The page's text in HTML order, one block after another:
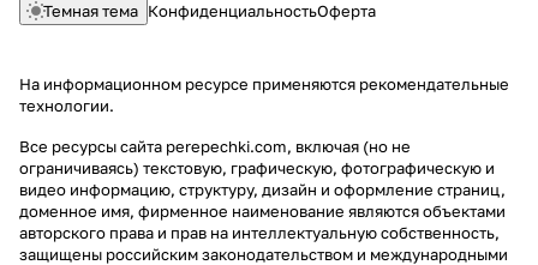
Темная тема КонфиденциальностьОферта
На информационном ресурсе применяются рекомендательные
технологии.
Все ресурсы сайта perepechki.com, включая (но не
ограничиваясь) текстовую, графическую, фотографическую и
видео информацию, структуру, дизайн и оформление страниц,
доменное имя, фирменное наименование являются объектами
авторского права и прав на интеллектуальную собственность,
защищены российским законодательством и международными